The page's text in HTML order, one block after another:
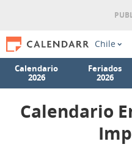
Chile
Calendario
2026
Feriados
2026
Calendario